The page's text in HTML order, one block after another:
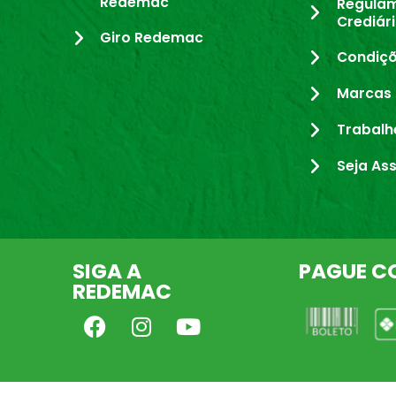
Giro Redemac
Marcas
Seja
SIGA A
REDEMAC
PAGUE